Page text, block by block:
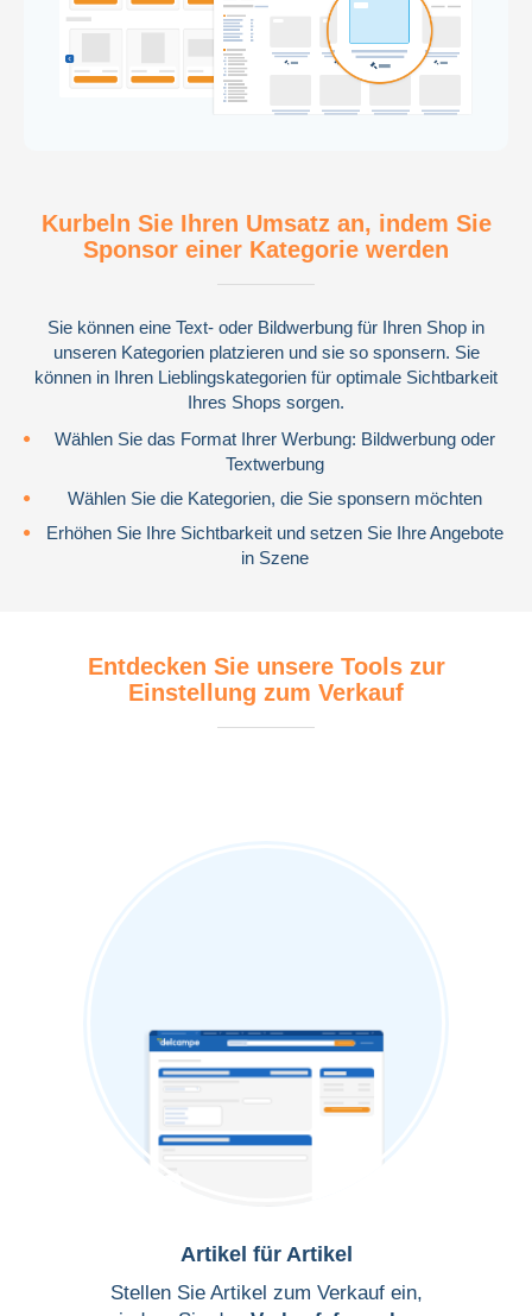
Andere Sammelgebiete
0 Artikel
Kurbeln Sie Ihren Umsatz an, indem Sie
Sponsor einer Kategorie werden
Sie können eine Text- oder Bildwerbung für Ihren Shop in
unseren Kategorien platzieren und sie so sponsern. Sie
können in Ihren Lieblingskategorien für optimale Sichtbarkeit
Ihres Shops sorgen.
Wählen Sie das Format Ihrer Werbung: Bildwerbung oder
Textwerbung
Wählen Sie die Kategorien, die Sie sponsern möchten
Erhöhen Sie Ihre Sichtbarkeit und setzen Sie Ihre Angebote
in Szene
Entdecken Sie unsere Tools zur
Einstellung zum Verkauf
Artikel für Artikel
Stellen Sie Artikel zum Verkauf ein,